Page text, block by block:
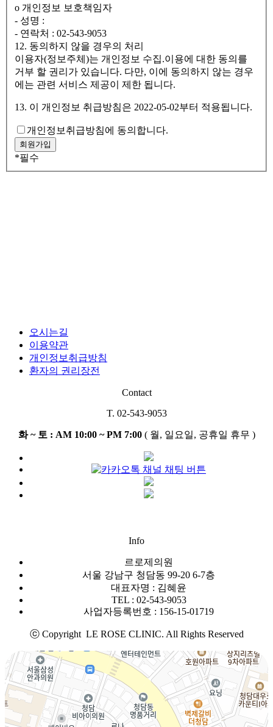
ο 개인정보 보호책임자
- 성명 :
- 연락처 : 02-543-9053
12. 동의하지 않을 경우의 처리
이용자(정보주체)는 개인정보 수집.이용에 대한 동의를
거부 할 권리가 있습니다. 다만, 이에 동의하지 않는 경우
에는 관련 서비스 제공이 제한 됩니다.
13. 이 개인정보 취급방침은 2022-05-02부터 적용됩니다.
개인정보취급방침에 동의합니다.
*필수
오시는길
이용약관
개인정보취급방침
환자의 권리장전
Contact
T. 02-543-9053
화 ~ 토 : AM 10:00 ~ PM 7:00( 월, 일요일, 공휴일 휴무 )
Info
르로제의원
서울 강남구 청담동 99-20 6-7층
대표자명 : 김혜윤
TEL : 02-543-9053
사업자등록번호 : 156-15-01719
ⓒ Copyright LE ROSE CLINIC. All Rights Reserved